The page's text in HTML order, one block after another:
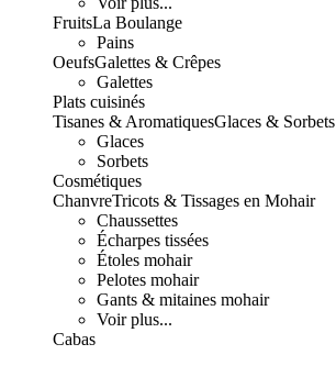
FruitsLa Boulange
Pains
OeufsGalettes & Crêpes
Galettes
Plats cuisinés
Tisanes & AromatiquesGlaces & Sorbets
Glaces
Sorbets
Cosmétiques
ChanvreTricots & Tissages en Mohair
Chaussettes
Écharpes tissées
Étoles mohair
Pelotes mohair
Gants & mitaines mohair
Voir plus...
Cabas